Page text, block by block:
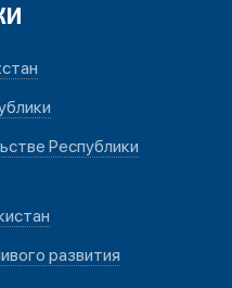
Республики
развития